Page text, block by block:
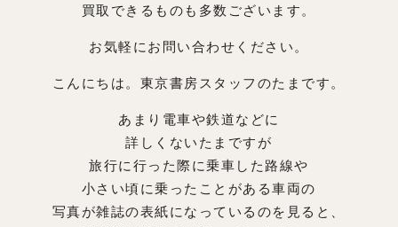
買取できるものも多数ございます。
お気軽にお問い合わせください。
こんにちは。東京書房スタッフのたまです。
あまり電車や鉄道などに
詳しくないたまですが
旅行に行った際に乗車した路線や
小さい頃に乗ったことがある車両の
写真が雑誌の表紙になっているのを見ると、